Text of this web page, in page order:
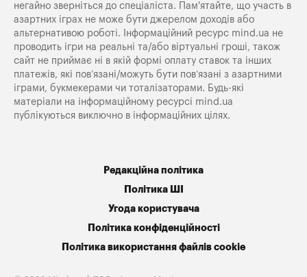
негайно зверніться до спеціаліста. Пам'ятайте, що участь в
азартних іграх не може бути джерелом доходів або
альтернативою роботі. Інформаційний ресурс mind.ua не
проводить ігри на реальні та/або віртуальні гроші, також
сайт не приймає ні в якій формі оплату ставок та інших
платежів, які пов’язані/можуть бути пов’язані з азартними
іграми, букмекерами чи тоталізаторами. Будь-які
матеріали на інформаційному ресурсі mind.ua
публікуються виключно в інформаційних цілях.
Редакційна політика
Політика ШІ
Угода користувача
Політика конфіденційності
Політика використання файлів cookie